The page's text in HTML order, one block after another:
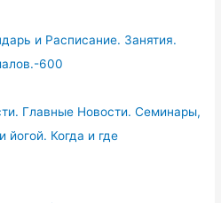
и Расписание. Занятия.
600
Главные Новости. Семинары,
йогой. Когда и где